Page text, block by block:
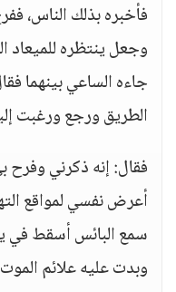
فأخبره بذلك الناس،
وجعل ينتظره للميعاد
جاءه الساعي بينهما
الطريق ورجع ورغبت
فقال: إنه ذكرني وفرح
أعرض نفسي لمواقع
سمع البائس أسقط في
وبدت عليه علائم